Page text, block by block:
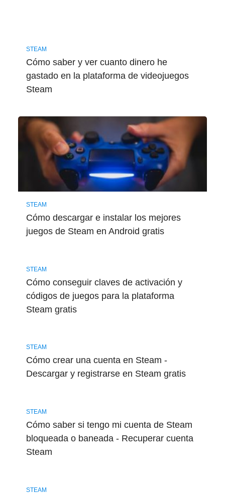
STEAM
Cómo saber y ver cuanto dinero he
gastado en la plataforma de videojuegos
Steam
STEAM
Cómo descargar e instalar los mejores
juegos de Steam en Android gratis
STEAM
Cómo conseguir claves de activación y
códigos de juegos para la plataforma
Steam gratis
STEAM
Cómo crear una cuenta en Steam -
Descargar y registrarse en Steam gratis
STEAM
Cómo saber si tengo mi cuenta de Steam
bloqueada o baneada - Recuperar cuenta
Steam
STEAM